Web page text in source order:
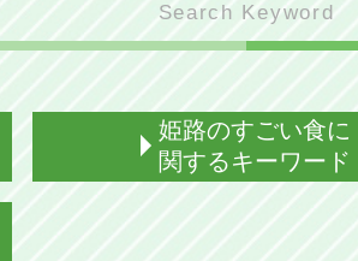
Search Keyword
姫路のすごい食に
関するキーワード
姫路 食事 名物
姫路 食文化